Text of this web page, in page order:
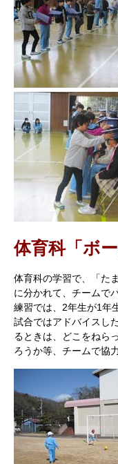
体育科「ボ
体育科の学習で、「た
に分かれて、チームで
練習では、2年生が1年
試合ではアドバイスし
るときは、どこをねら
ろうか等、チームで協